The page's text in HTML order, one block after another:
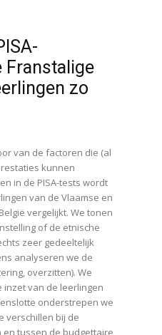
Franstalige
zo
van de factoren die (al
kunnen
in de PISA-tests wordt
van de Vlaamse en
vergelijkt. We tonen
of de etnische
zeer gedeeltelijk
analyseren we de
overzitten). We
van de leerlingen
onderstrepen we
verschillen bij de
tussen de budgettaire